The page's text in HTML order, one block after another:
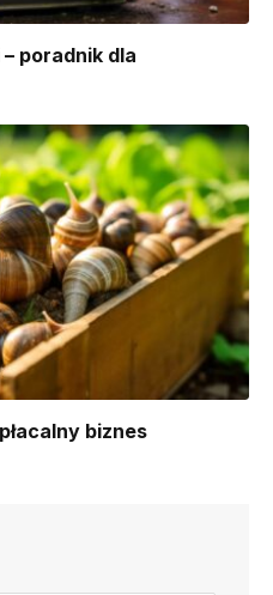
poradnik dla
biznes